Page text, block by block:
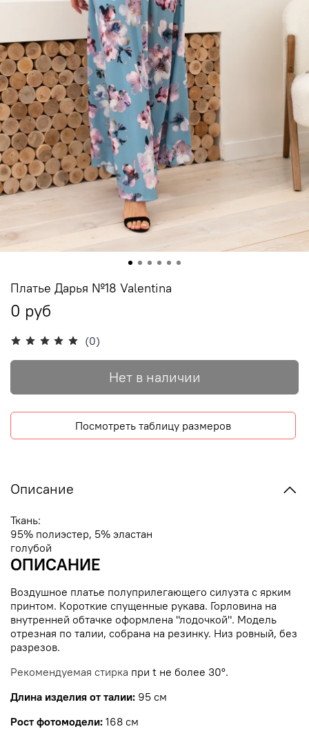
(0)
Платье Дарья №18 Valentina
0 руб
Нет в наличии
Посмотреть таблицу размеров
Описание
Ткань:
95% полиэстер, 5% эластан
голубой
ОПИСАНИЕ
Воздушное платье полуприлегающего силуэта с ярким
принтом. Короткие спущенные рукава. Горловина на
внутренней обтачке оформлена "лодочкой". Модель
отрезная по талии, собрана на резинку. Низ ровный, без
разрезов.
Рекомендуемая стирка при t не более 30°.
Длина изделия от талии: 95 см
Рост фотомодели: 168 см